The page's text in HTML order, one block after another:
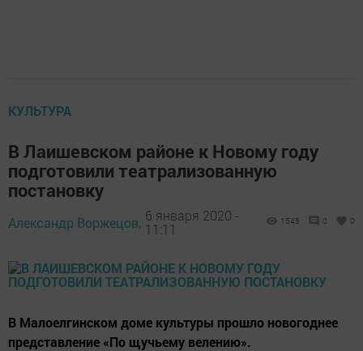
КУЛЬТУРА
В Лаишевском районе к Новому году
подготовили театрализованную
постановку
Александр Воржецов, 6 января 2020 -
11:11
1545 0 0
В Малоелгинском доме культуры прошло новогоднее
представление «По щучьему велению».